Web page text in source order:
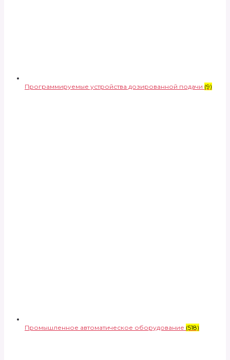
Программируемые устройства дозированной подачи (9)
Промышленное автоматическое оборудование (518)